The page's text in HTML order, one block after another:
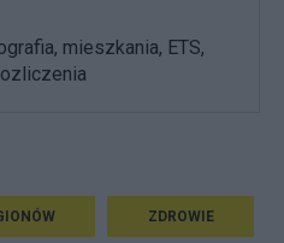
mieszkania, ETS,
ZDROWIE